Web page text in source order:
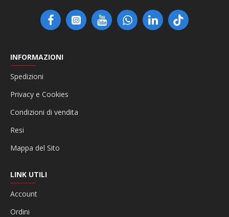
INFORMAZIONI
Spedizioni
Privacy e Cookies
Condizioni di vendita
Resi
Mappa del Sito
LINK UTILI
Account
Ordini